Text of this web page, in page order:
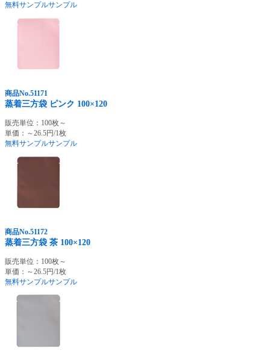
無料サンプルサンプル
商品No.51171
蒸着三方袋 ピンク 100×120
販売単位：100枚～
単価：～26.5円/1枚
無料サンプルサンプル
商品No.51172
蒸着三方袋 茶 100×120
販売単位：100枚～
単価：～26.5円/1枚
無料サンプルサンプル